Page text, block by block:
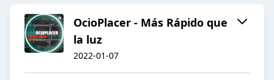
OcioPlacer - Más Rápido que
la luz
2022-01-07